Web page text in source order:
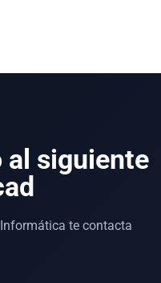
al siguiente
te contacta